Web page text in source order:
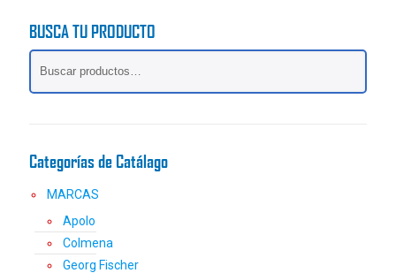
Las
opciones
página
producto
BUSCA TU PRODUCTO
Categorías de Catálago
MARCAS
Apolo
Colmena
Georg Fischer